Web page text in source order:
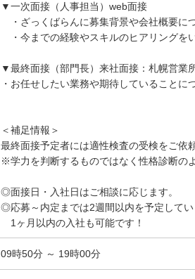
▼一次面接（人事担当）web面接
・ざっくばらんに募集背景や会社概要に
・今までの経験やスキルのヒアリングを
▼最終面接（部門長）来社面接：札幌営業
・お任せしたい業務や期待していることに
＜補足情報＞
最終面接予定者には適性検査の受検をご依
※学力を判断するものではなく性格診断の
◎面接日・入社日はご相談に応じます。
◎応募～内定までは2週間以内を予定してい
1ヶ月以内の入社も可能です！
09時50分 ～ 19時00分